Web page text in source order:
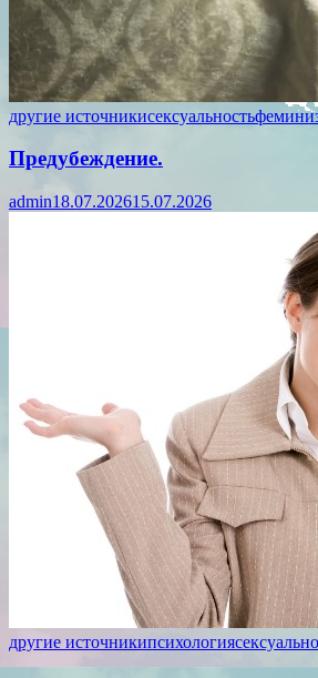
другие источникисексуальность
Предубеждение.
admin18.07.202615.07.2026
другие источникипсихология